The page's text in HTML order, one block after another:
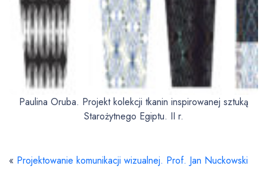
Paulina Oruba. Projekt kolekcji tkanin inspirowanej sztuką
Starożytnego Egiptu. II r.
« Projektowanie komunikacji wizualnej. Prof. Jan Nuckowski